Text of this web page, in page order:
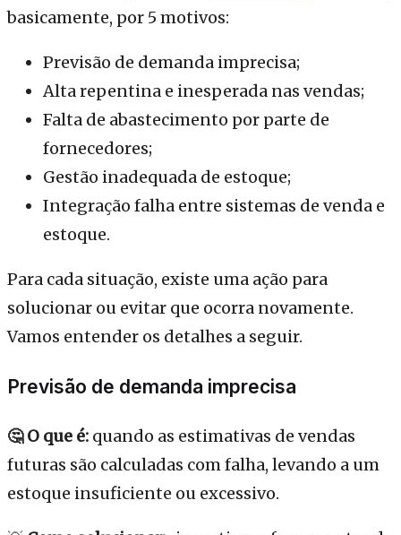
basicamente, por 5 motivos:
Previsão de demanda imprecisa;
Alta repentina e inesperada nas vendas;
Falta de abastecimento por parte de
fornecedores;
Gestão inadequada de estoque;
Integração falha entre sistemas de venda e
estoque.
Para cada situação, existe uma ação para
solucionar ou evitar que ocorra novamente.
Vamos entender os detalhes a seguir.
Previsão de demanda imprecisa
🤔 O que é: quando as estimativas de vendas
futuras são calculadas com falha, levando a um
estoque insuficiente ou excessivo.